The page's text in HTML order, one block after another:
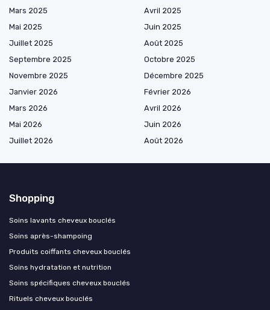
Mars 2025
Avril 2025
Mai 2025
Juin 2025
Juillet 2025
Août 2025
Septembre 2025
Octobre 2025
Novembre 2025
Décembre 2025
Janvier 2026
Février 2026
Mars 2026
Avril 2026
Mai 2026
Juin 2026
Juillet 2026
Août 2026
Shopping
Soins lavants cheveux bouclés
Soins après-shampoing
Produits coiffants cheveux bouclés
Soins hydratation et nutrition
Soins spécifiques cheveux bouclés
Rituels cheveux bouclés